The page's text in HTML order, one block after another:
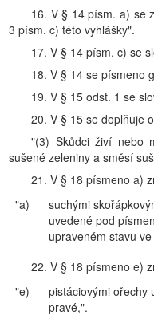
16. V § 14 písm. a) se
3 písm. c) této vyhlášky".
17. V § 14 písm. c) se
18. V § 14 se písmeno
19. V § 15 odst. 1 se
20. V § 15 se doplňuje
"(3) Škůdci živí nebo
sušené zeleniny a směsí
21. V § 18 písmeno a)
"a)
suchými
uvedené pod
upraveném stavu
22. V § 18 písmeno e)
"e)
pistáciovými ořechy
pravé,".